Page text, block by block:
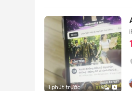
1 phút trước 5